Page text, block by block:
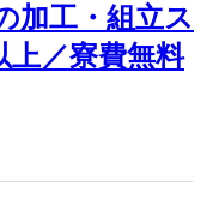
加工・組立ス
上／寮費無料